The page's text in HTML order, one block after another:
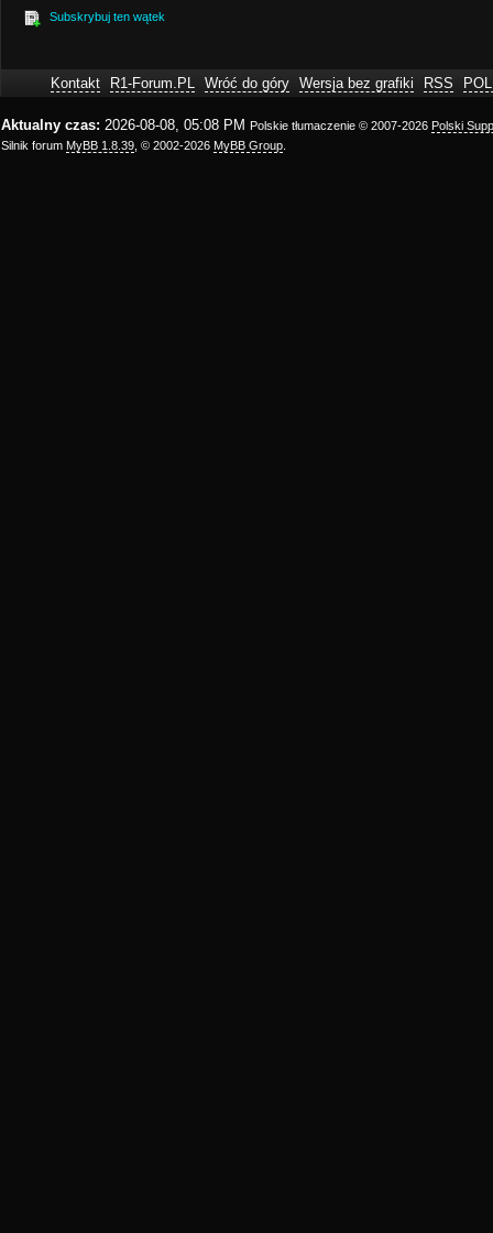
Subskrybuj ten wątek
Kontakt R1-Forum.PL Wróć do góry Wersja bez grafiki RSS
Aktualny czas: 2026-08-08, 05:08 PM Polskie tłumaczenie © 2007-2026 Polski
Silnik forum MyBB 1.8.39 , © 2002-2026 MyBB Group